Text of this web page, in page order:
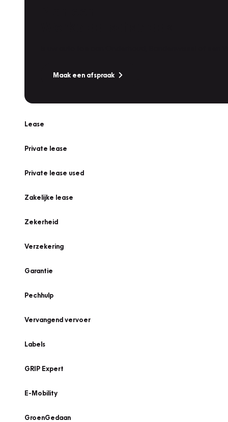
Maak een afspraak
Lease
Private lease
Private lease used
Zakelijke lease
Zekerheid
Verzekering
Garantie
Pechhulp
Vervangend vervoer
Labels
GRIP Expert
E-Mobility
GroenGedaan